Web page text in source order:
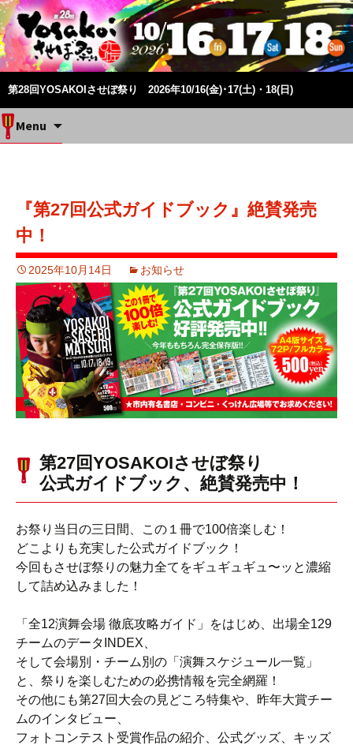
第28回YOSAKOIさせぼ祭り 2026年10/16(金)･17(土)・18(日)
Menu
『第27回公式ガイドブック』絶賛発売
中！
2025年10月14日 お知らせ
第27回YOSAKOIさせぼ祭り
公式ガイドブック、絶賛発売中！
お祭り当日の三日間、この１冊で100倍楽しむ！
どこよりも充実した公式ガイドブック！
今回もさせぼ祭りの魅力全てをギュギュギュ〜ッと濃縮
して詰め込みました！
「全12演舞会場 徹底攻略ガイド」をはじめ、出場全129
チームのデータINDEX、
そして会場別・チーム別の「演舞スケジュール一覧」
と、祭りを楽しむための必携情報を完全網羅！
その他にも第27回大会の見どころ特集や、昨年大賞チー
ムのインタビュー、
フォトコンテスト受賞作品の紹介、公式グッズ、キッズ